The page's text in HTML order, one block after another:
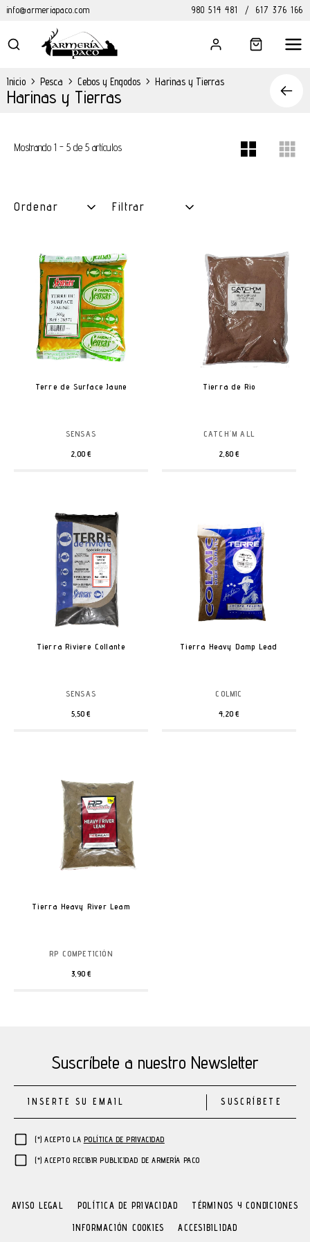
info@armeriapaco.com 980 514 481 / 617 376 166
Inicio > Pesca > Cebos y Engodos > Harinas y Tierras
Harinas y Tierras
Mostrando 1 - 5 de 5 artículos
Ordenar Filtrar
Terre de Surface Jaune
SENSAS
2,00 €
Tierra de Rio
CATCH´M ALL
2,80 €
Tierra Riviere Collante
SENSAS
5,50 €
Tierra Heavy Damp Lead
COLMIC
4,20 €
Tierra Heavy River Leam
RP COMPETICIÓN
3,90 €
Suscríbete a nuestro Newsletter
(*) ACEPTO LA POLÍTICA DE PRIVACIDAD
(*) ACEPTO RECIBIR PUBLICIDAD DE ARMERÍA PACO
SUSCRÍBETE
AVISO LEGAL POLÍTICA DE PRIVACIDAD TÉRMINOS Y CONDICIONES
INFORMACIÓN COOKIES ACCESIBILIDAD